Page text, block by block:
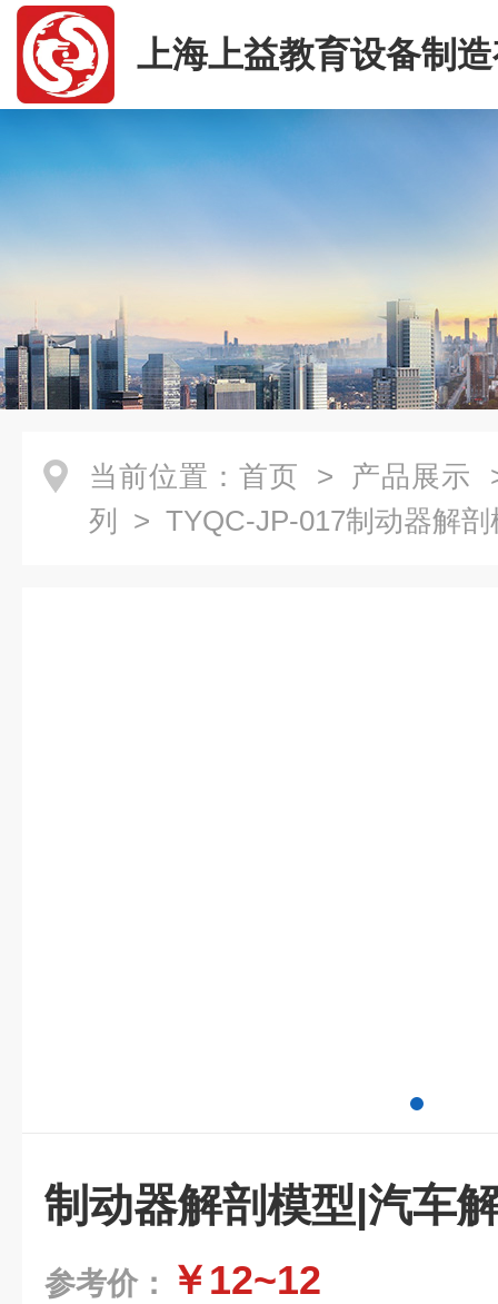
上海上益教育设备制
司
当前位置： 首页 > 产品展示
列
> TYQC-JP-017制动器解
制动器解剖模型|汽车
参考价： ￥12~12